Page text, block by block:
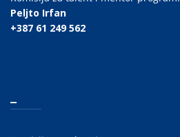
Peljto Irfan
+387 61 249 562